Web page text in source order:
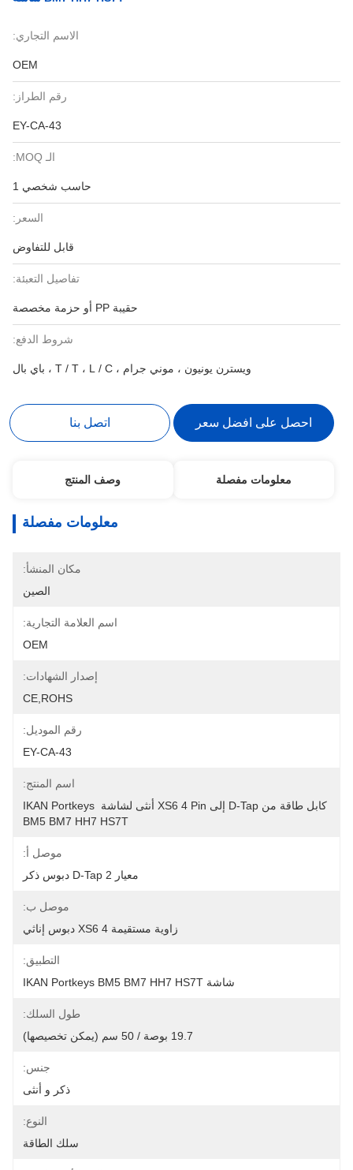
الاسم التجاري:
OEM
رقم الطراز:
EY-CA-43
الـ MOQ:
حاسب شخصي 1
السعر:
قابل للتفاوض
تفاصيل التعبئة:
حقيبة PP أو حزمة مخصصة
شروط الدفع:
ويسترن يونيون ، موني جرام ، T / T ، L / C ، باي بال
احصل على افضل سعر اتصل بنا
معلومات مفصلة وصف المنتج
معلومات مفصلة
مكان المنشأ:
الصين
اسم العلامة التجارية:
OEM
إصدار الشهادات:
CE,ROHS
رقم الموديل:
EY-CA-43
اسم المنتج:
كابل طاقة من D-Tap إلى XS6 4 Pin أنثى لشاشة IKAN Portkeys
BM5 BM7 HH7 HS7T
موصل أ:
معيار D-Tap 2 دبوس ذكر
موصل ب:
زاوية مستقيمة XS6 4 دبوس إناثي
التطبيق:
شاشة IKAN Portkeys BM5 BM7 HH7 HS7T
طول السلك:
19.7 بوصة / 50 سم (يمكن تخصيصها)
جنس:
ذكر و أنثى
النوع:
سلك الطاقة